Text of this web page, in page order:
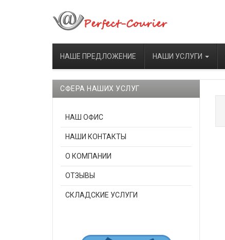
НАШЕ ПРЕДЛОЖЕНИЕ НАШИ УСЛУГИ
СФЕРА НАШИХ УСЛУГ
НАШ ОФИС
НАШИ КОНТАКТЫ
О КОМПАНИИ
ОТЗЫВЫ
СКЛАДСКИЕ УСЛУГИ